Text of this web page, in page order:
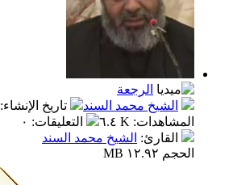
الرجعة
محمد السند
تاريخ الإنشاء :٢٠١٣/٠٥/١٥
٦.٤ K التعليقات:٠
الشيخ محمد السند